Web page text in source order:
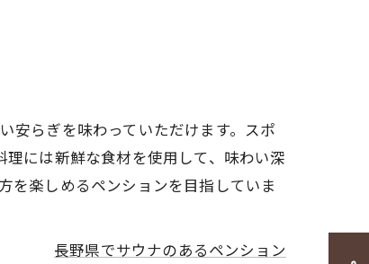
安らぎを味わっていただけます。スポ
には新鮮な食材を使用して、味わい深
を楽しめるペンションを目指していま
長野県でサウナのあるペンション